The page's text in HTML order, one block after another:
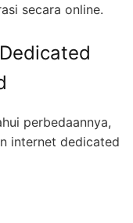
secara online.
perbedaannya,
internet dedicated